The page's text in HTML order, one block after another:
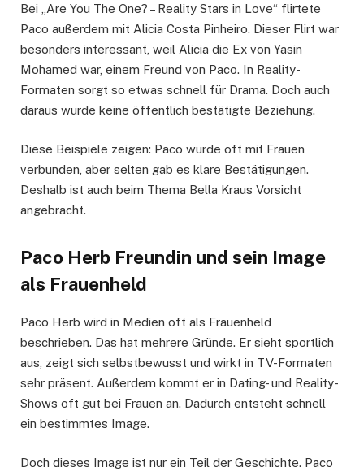
Bei „Are You The One? – Reality Stars in Love“ flirtete
Paco außerdem mit Alicia Costa Pinheiro. Dieser Flirt war
besonders interessant, weil Alicia die Ex von Yasin
Mohamed war, einem Freund von Paco. In Reality-
Formaten sorgt so etwas schnell für Drama. Doch auch
daraus wurde keine öffentlich bestätigte Beziehung.
Diese Beispiele zeigen: Paco wurde oft mit Frauen
verbunden, aber selten gab es klare Bestätigungen.
Deshalb ist auch beim Thema Bella Kraus Vorsicht
angebracht.
Paco Herb Freundin und sein Image
als Frauenheld
Paco Herb wird in Medien oft als Frauenheld
beschrieben. Das hat mehrere Gründe. Er sieht sportlich
aus, zeigt sich selbstbewusst und wirkt in TV-Formaten
sehr präsent. Außerdem kommt er in Dating- und Reality-
Shows oft gut bei Frauen an. Dadurch entsteht schnell
ein bestimmtes Image.
Doch dieses Image ist nur ein Teil der Geschichte. Paco